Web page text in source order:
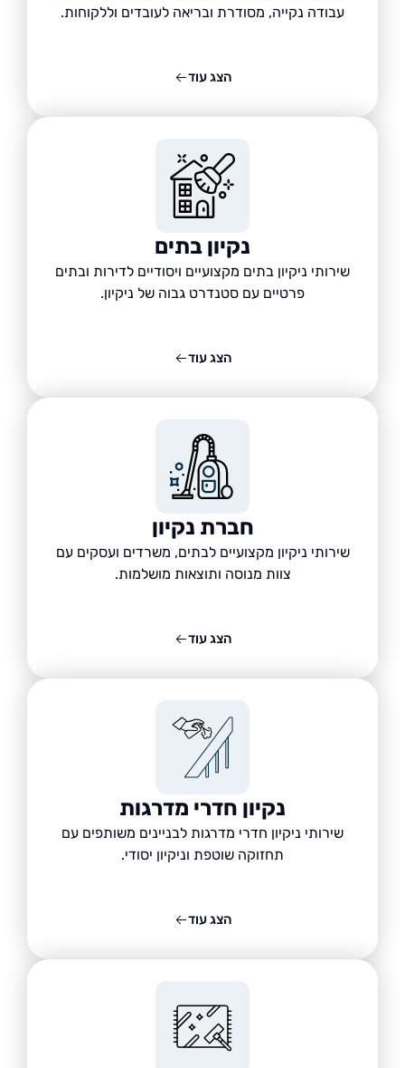
עבודה נקייה, מסודרת ובריאה לעובדים וללקוחות.
נקיון בתים
שירותי ניקיון בתים מקצועיים ויסודיים לדירות ובתים
פרטיים עם סטנדרט גבוה של ניקיון.
חברת נקיון
שירותי ניקיון מקצועיים לבתים, משרדים ועסקים עם
צוות מנוסה ותוצאות מושלמות.
נקיון חדרי מדרגות
שירותי ניקיון חדרי מדרגות לבניינים משותפים עם
תחזוקה שוטפת וניקיון יסודי.